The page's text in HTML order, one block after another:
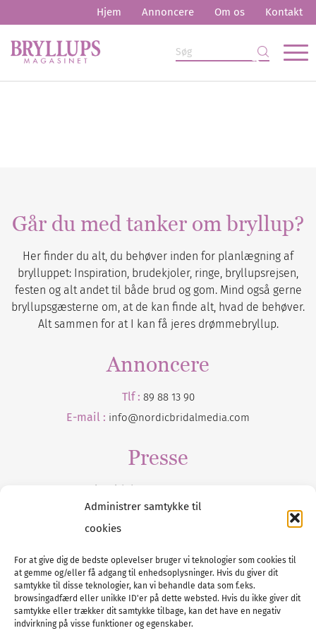
Administrer samtykke til
cookies
For at give dig de bedste oplevelser bruger vi teknologier som cookies til
at gemme og/eller få adgang til enhedsoplysninger. Hvis du giver dit
samtykke til disse teknologier, kan vi behandle data som f.eks.
browsingadfærd eller unikke ID'er på dette websted. Hvis du ikke giver dit
samtykke eller trækker dit samtykke tilbage, kan det have en negativ
indvirkning på visse funktioner og egenskaber.
Hjem Annoncere Om os Kontakt
Går du med tanker om bryllup?
Her finder du alt, du behøver inden for planlægning af
brylluppet: Inspiration, brudekjoler, ringe, bryllupsrejsen,
festen og alt andet til både brud og gom. Mind også gerne
bryllupsgæsterne om, at de kan finde alt, hvad de behøver.
Alt sammen for at I kan få jeres drømmebryllup.
Annoncere
Tlf : 89 88 13 90
E-mail : info@nordicbridalmedia.com
Presse
Tilmeld dig vores
Tel :89 88 13 90
E-post:info@nordicbridalmedia.com
Nordic Bridal Media